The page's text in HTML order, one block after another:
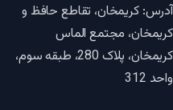
آدرس: کریمخان، تقاطع حافظ و
کریمخان، مجتمع الماس
کریمخان، پلاک 280، طبقه سوم،
واحد 312